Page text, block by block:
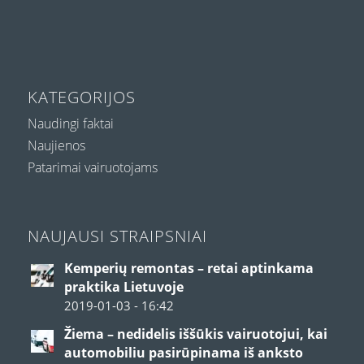
KATEGORIJOS
Naudingi faktai
Naujienos
Patarimai vairuotojams
NAUJAUSI STRAIPSNIAI
Kemperių remontas – retai aptinkama
praktika Lietuvoje
2019-01-03 - 16:42
Žiema – nedidelis iššūkis vairuotojui, kai
automobiliu pasirūpinama iš anksto